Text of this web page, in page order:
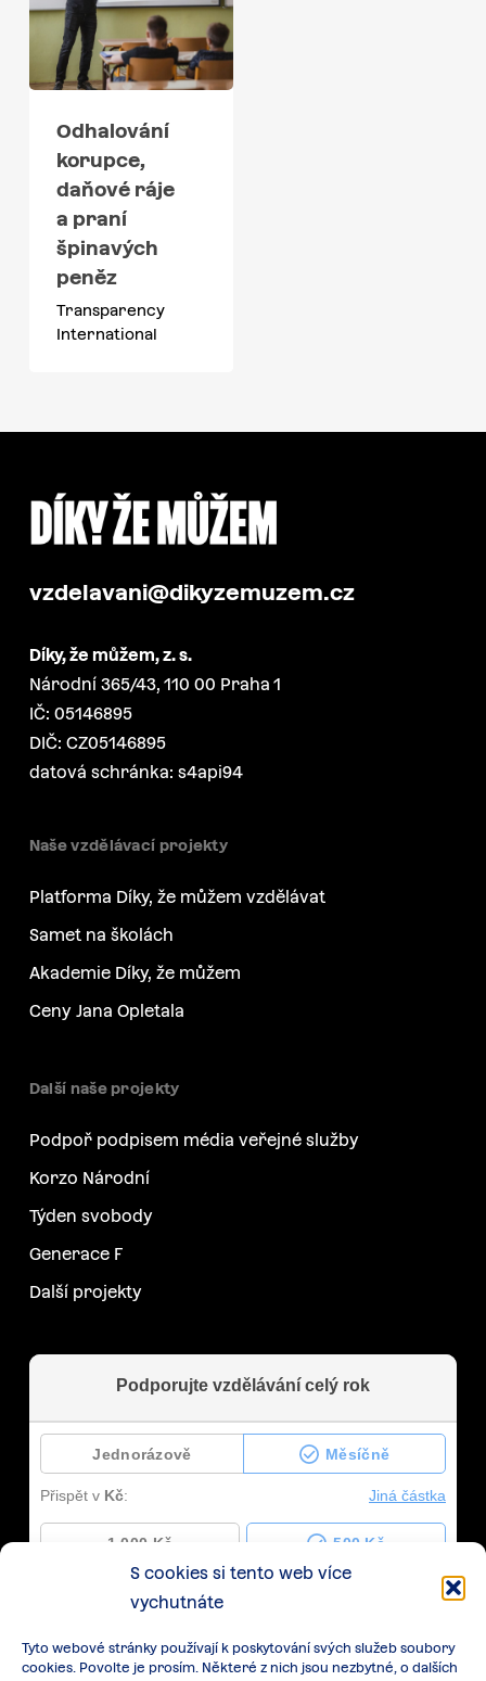
S cookies si tento web více
vychutnáte
Tyto webové stránky používají k poskytování svých služeb soubory
cookies. Povolte je prosím. Některé z nich jsou nezbytné, o dalších
Odhalování
korupce,
daňové ráje
a praní
špinavých
peněz
Transparency
International
vzdelavani@dikyzemuzem.cz
Díky, že můžem, z. s.
Národní 365/43, 110 00 Praha 1
IČ: 05146895
DIČ: CZ05146895
datová schránka: s4api94
Naše vzdělávací projekty
Platforma Díky, že můžem vzdělávat
Samet na školách
Akademie Díky, že můžem
Ceny Jana Opletala
Další naše projekty
Podpoř podpisem média veřejné služby
Korzo Národní
Týden svobody
Generace F
Další projekty